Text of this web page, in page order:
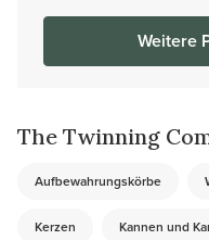
Weitere
The Twinning
Aufbewahrungskörbe
Kerzen Kannen und